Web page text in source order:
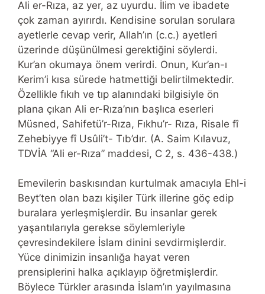
Ali er-Rıza, az yer, az uyurdu. İlim ve ibadete
çok zaman ayırırdı. Kendisine sorulan sorulara
ayetlerle cevap verir, Allah’ın (c.c.) ayetleri
üzerinde düşünülmesi gerektiğini söylerdi.
Kur’an okumaya önem verirdi. Onun, Kur’an-ı
Kerim’i kısa sürede hatmettiği belirtilmektedir.
Özellikle fıkıh ve tıp alanındaki bilgisiyle ön
plana çıkan Ali er-Rıza’nın başlıca eserleri
Müsned, Sahifetü’r-Rıza, Fıkhu’r- Rıza, Risale fî
Zehebiyye fî Usûli’t- Tıb’dır. (A. Saim Kılavuz,
TDVİA “Ali er-Rıza” maddesi, C 2, s. 436-438.)
Emevilerin baskısından kurtulmak amacıyla Ehl-i
Beyt’ten olan bazı kişiler Türk illerine göç edip
buralara yerleşmişlerdir. Bu insanlar gerek
yaşantılarıyla gerekse söylemleriyle
çevresindekilere İslam dinini sevdirmişlerdir.
Yüce dinimizin insanlığa hayat veren
prensiplerini halka açıklayıp öğretmişlerdir.
Böylece Türkler arasında İslam’ın yayılmasına